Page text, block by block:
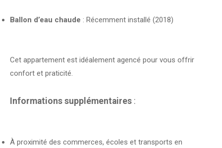
Ballon d’eau chaude : Récemment installé (2018)
Cet appartement est idéalement agencé pour vous offrir
confort et praticité.
Informations supplémentaires :
À proximité des commerces, écoles et transports en